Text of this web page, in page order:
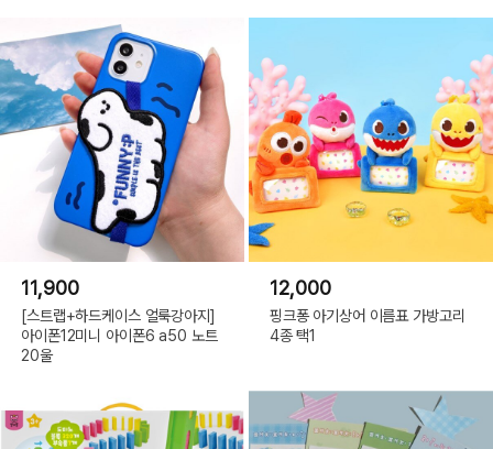
11,900
[스트랩+하드케이스 얼룩강아지]
아이폰12미니 아이폰6 a50 노트
20울
12,000
핑크퐁 아기상어 이름표 가방고리
4종 택1